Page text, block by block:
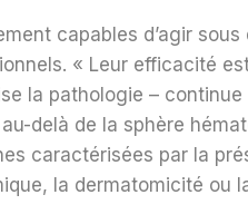
capables d’agir
« Leur efficacité
la pathologie –
delà de la sphère
caractérisées par la
la dermatomicité ou